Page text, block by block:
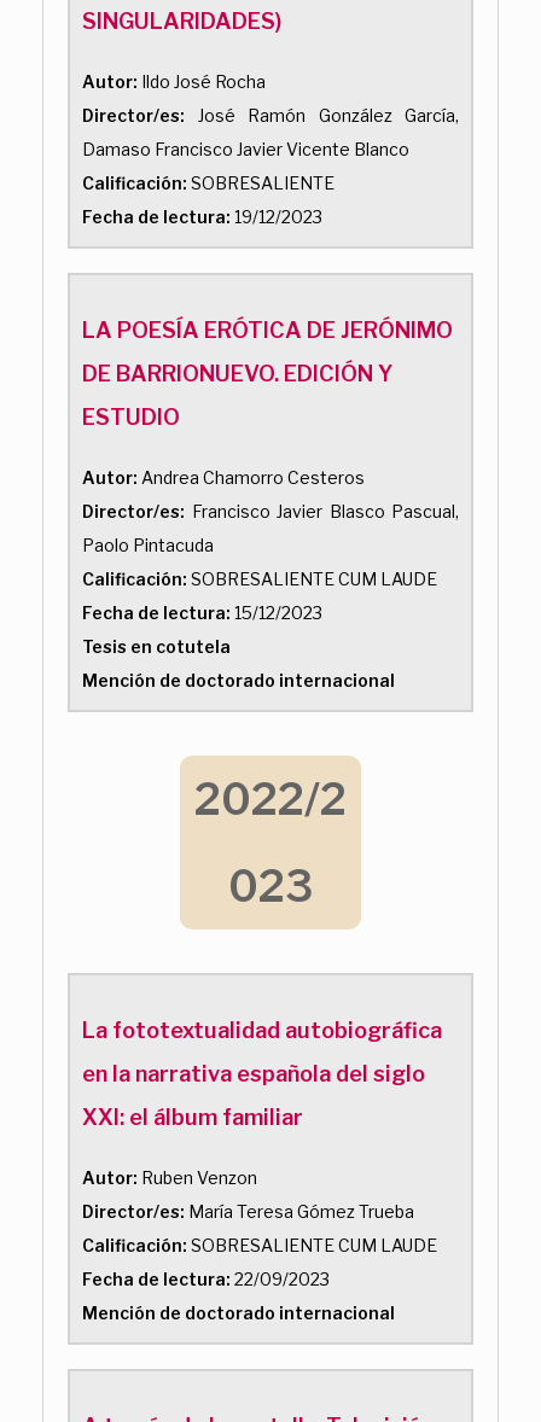
SINGULARIDADES)
Autor: Ildo José Rocha
Director/es: José Ramón González García,
Damaso Francisco Javier Vicente Blanco
Calificación: SOBRESALIENTE
Fecha de lectura: 19/12/2023
LA POESÍA ERÓTICA DE JERÓNIMO
DE BARRIONUEVO. EDICIÓN Y
ESTUDIO
Autor: Andrea Chamorro Cesteros
Director/es: Francisco Javier Blasco Pascual,
Paolo Pintacuda
Calificación: SOBRESALIENTE CUM LAUDE
Fecha de lectura: 15/12/2023
Tesis en cotutela
Mención de doctorado internacional
2022/2
023
La fototextualidad autobiográfica
en la narrativa española del siglo
XXI: el álbum familiar
Autor: Ruben Venzon
Director/es: María Teresa Gómez Trueba
Calificación: SOBRESALIENTE CUM LAUDE
Fecha de lectura: 22/09/2023
Mención de doctorado internacional